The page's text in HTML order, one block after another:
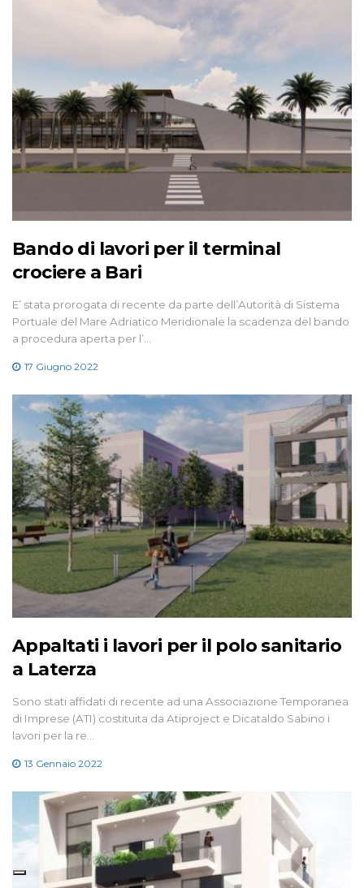
Bando di lavori per il terminal
crociere a Bari
E’ stata prorogata di recente da parte dell’Autorità di Sistema
Portuale del Mare Adriatico Meridionale la scadenza del bando
a procedura aperta per l’…
17 Giugno 2022
Appaltati i lavori per il polo sanitario
a Laterza
Sono stati affidati di recente ad una Associazione Temporanea
di Imprese (ATI) costituita da Atiproject e Dicataldo Sabino i
lavori per la re…
13 Gennaio 2022